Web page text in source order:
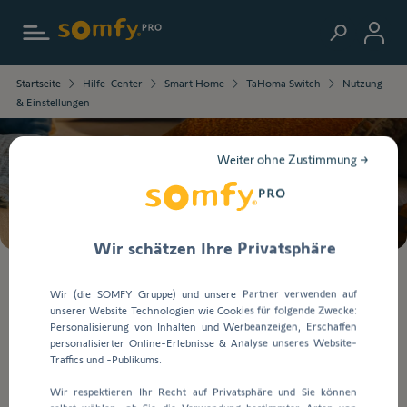
werden
zur
ausführlichen
Startseite Hilfe-Center Smart Home TaHoma Switch
Nutzung
& Einstellungen
Suche
Eingabe
Werten
Nutzung & Einstellungen
Zurück zur Startseite
Wir schätzen Ihre Privatsphäre
Wir (die SOMFY Gruppe) und unsere Partner verwenden auf
unserer Website Technologien wie Cookies für folgende Zwecke:
Personalisierung von Inhalten und Werbeanzeigen, Erschaffen
personalisierter Online-Erlebnisse & Analyse unseres Website-
Traffics und -Publikums.
Wir respektieren Ihr Recht auf Privatsphäre und Sie können
Weiter ohne Zustimmung →